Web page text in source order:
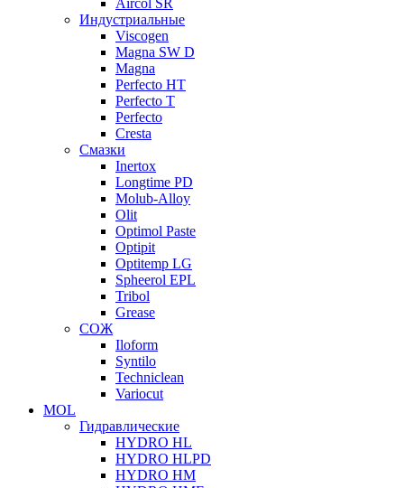
Aircol SR
Индустриальные
Viscogen
Magna SW D
Magna
Perfecto HT
Perfecto T
Perfecto
Cresta
Смазки
Inertox
Longtime PD
Molub-Alloy
Olit
Optimol Paste
Optipit
Optitemp LG
Spheerol EPL
Tribol
Grease
СОЖ
Iloform
Syntilo
Techniclean
Variocut
MOL
Гидравлические
HYDRO HL
HYDRO HLPD
HYDRO HM